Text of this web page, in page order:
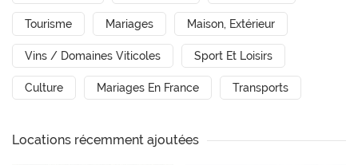
Tourisme Mariages Maison, Extérieur
Vins / Domaines Viticoles Sport Et Loisirs
Culture Mariages En France Transports
Locations récemment ajoutées